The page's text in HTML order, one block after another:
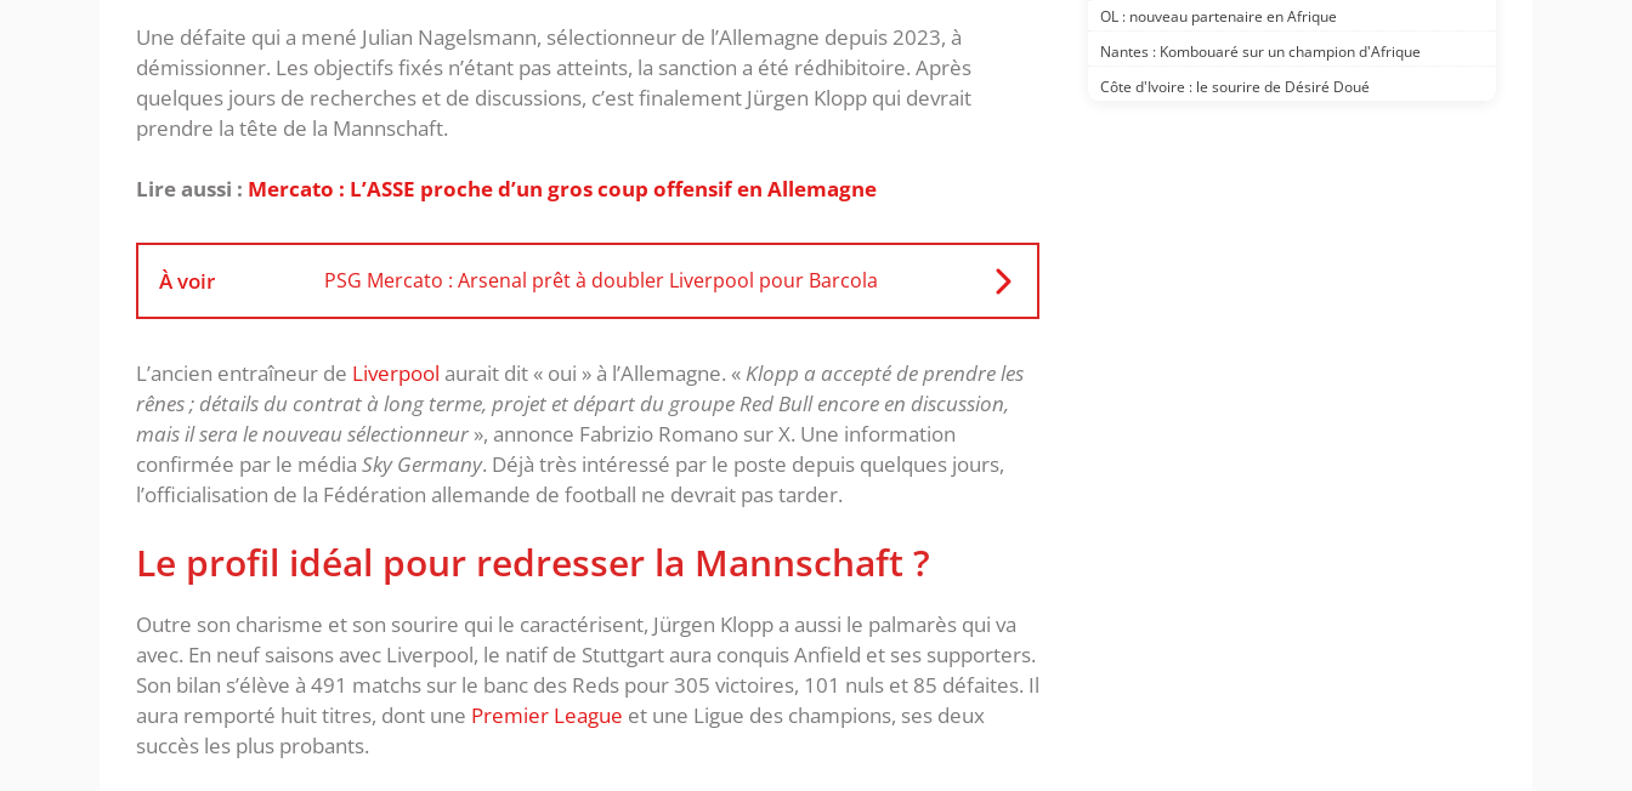
Une défaite qui a mené Julian Nagelsmann, sélectionneur de l’Allemagne depuis 2023, à
démissionner. Les objectifs fixés n’étant pas atteints, la sanction a été rédhibitoire. Après
quelques jours de recherches et de discussions, c’est finalement Jürgen Klopp qui devrait
prendre la tête de la Mannschaft.
Lire aussi : Mercato : L’ASSE proche d’un gros coup offensif en Allemagne
À voir PSG Mercato : Arsenal prêt à doubler Liverpool pour Barcola
L’ancien entraîneur de Liverpool aurait dit « oui » à l’Allemagne. « Klopp a accepté de prendre les
rênes ; détails du contrat à long terme, projet et départ du groupe Red Bull encore en discussion,
mais il sera le nouveau sélectionneur », annonce Fabrizio Romano sur X. Une information
confirmée par le média Sky Germany. Déjà très intéressé par le poste depuis quelques jours,
l’officialisation de la Fédération allemande de football ne devrait pas tarder.
Le profil idéal pour redresser la Mannschaft ?
Outre son charisme et son sourire qui le caractérisent, Jürgen Klopp a aussi le palmarès qui va
avec. En neuf saisons avec Liverpool, le natif de Stuttgart aura conquis Anfield et ses supporters.
Son bilan s’élève à 491 matchs sur le banc des Reds pour 305 victoires, 101 nuls et 85 défaites. Il
aura remporté huit titres, dont une Premier League et une Ligue des champions, ses deux
succès les plus probants.
OL : nouveau partenaire en Afrique
Nantes : Kombouaré sur un champion d'Afrique
Côte d'Ivoire : le sourire de Désiré Doué